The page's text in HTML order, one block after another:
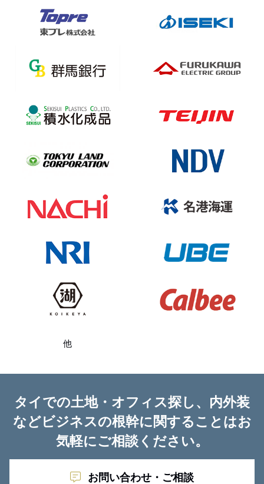
他
タイでの土地・オフィス探し、内外装
などビジネスの根幹に関することはお
気軽にご相談ください。
お問い合わせ・ご相談